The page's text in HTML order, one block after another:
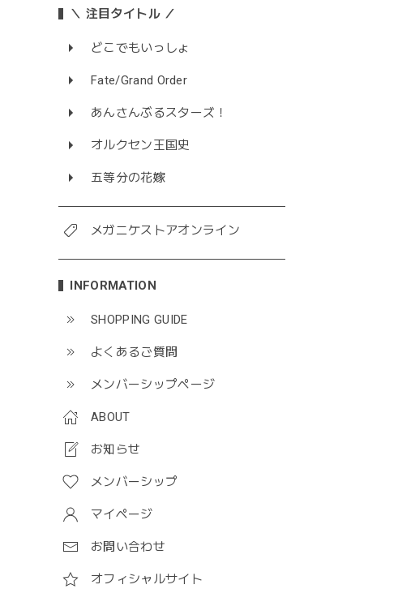
＼ 注目タイトル ／
どこでもいっしょ
Fate/Grand Order
あんさんぶるスターズ！
オルクセン王国史
五等分の花嫁
メガニケストアオンライン
INFORMATION
SHOPPING GUIDE
よくあるご質問
メンバーシップページ
ABOUT
お知らせ
メンバーシップ
マイページ
お問い合わせ
オフィシャルサイト